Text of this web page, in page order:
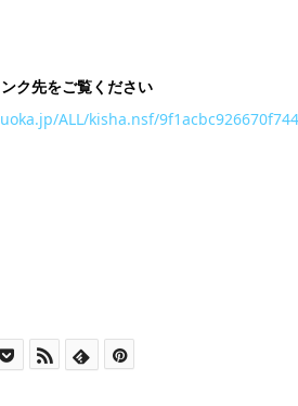
ク先をご覧ください
ALL/kisha.nsf/